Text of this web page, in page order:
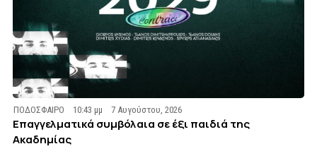
ΠΟΔΟΣΦΑΙΡΟ 10:43 μμ 7 Αυγούστου, 2026
Επαγγελματικά συμβόλαια σε έξι παιδιά της
Ακαδημίας